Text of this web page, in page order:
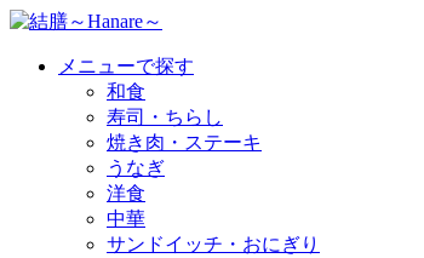
メニューで探す
和食
寿司・ちらし
焼き肉・ステーキ
うなぎ
洋食
中華
サンドイッチ・おにぎり